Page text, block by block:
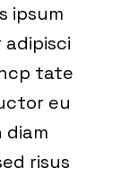
ipsum
tate
eu
risus